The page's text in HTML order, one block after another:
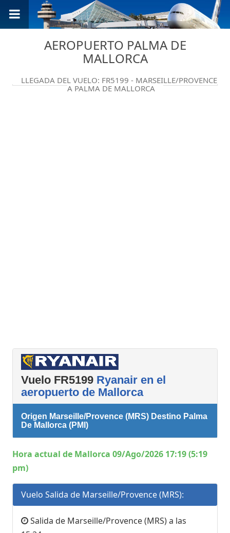
AEROPUERTO PALMA DE
MALLORCA
LLEGADA DEL VUELO: FR5199 - MARSEILLE/PROVENCE
A PALMA DE MALLORCA
Vuelo FR5199 Ryanair en el
aeropuerto de Mallorca
Origen Marseille/Provence (MRS) Destino Palma
De Mallorca (PMI)
Hora actual de Mallorca 09/Ago/2026 17:19 (5:19
pm)
Vuelo Salida de Marseille/Provence (MRS):
Salida de Marseille/Provence (MRS) a las